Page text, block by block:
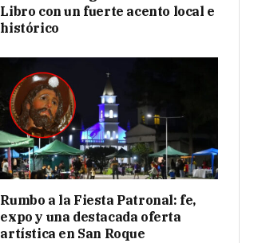
Libro con un fuerte acento local e
histórico
Rumbo a la Fiesta Patronal: fe,
expo y una destacada oferta
artística en San Roque